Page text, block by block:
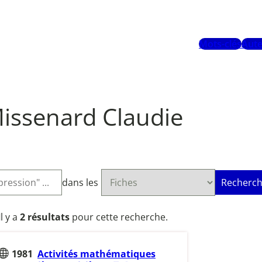
Mots-clés
Claudie
dans les
y a 2 résultats pour cette recherche.
1981 Activités mathématiques